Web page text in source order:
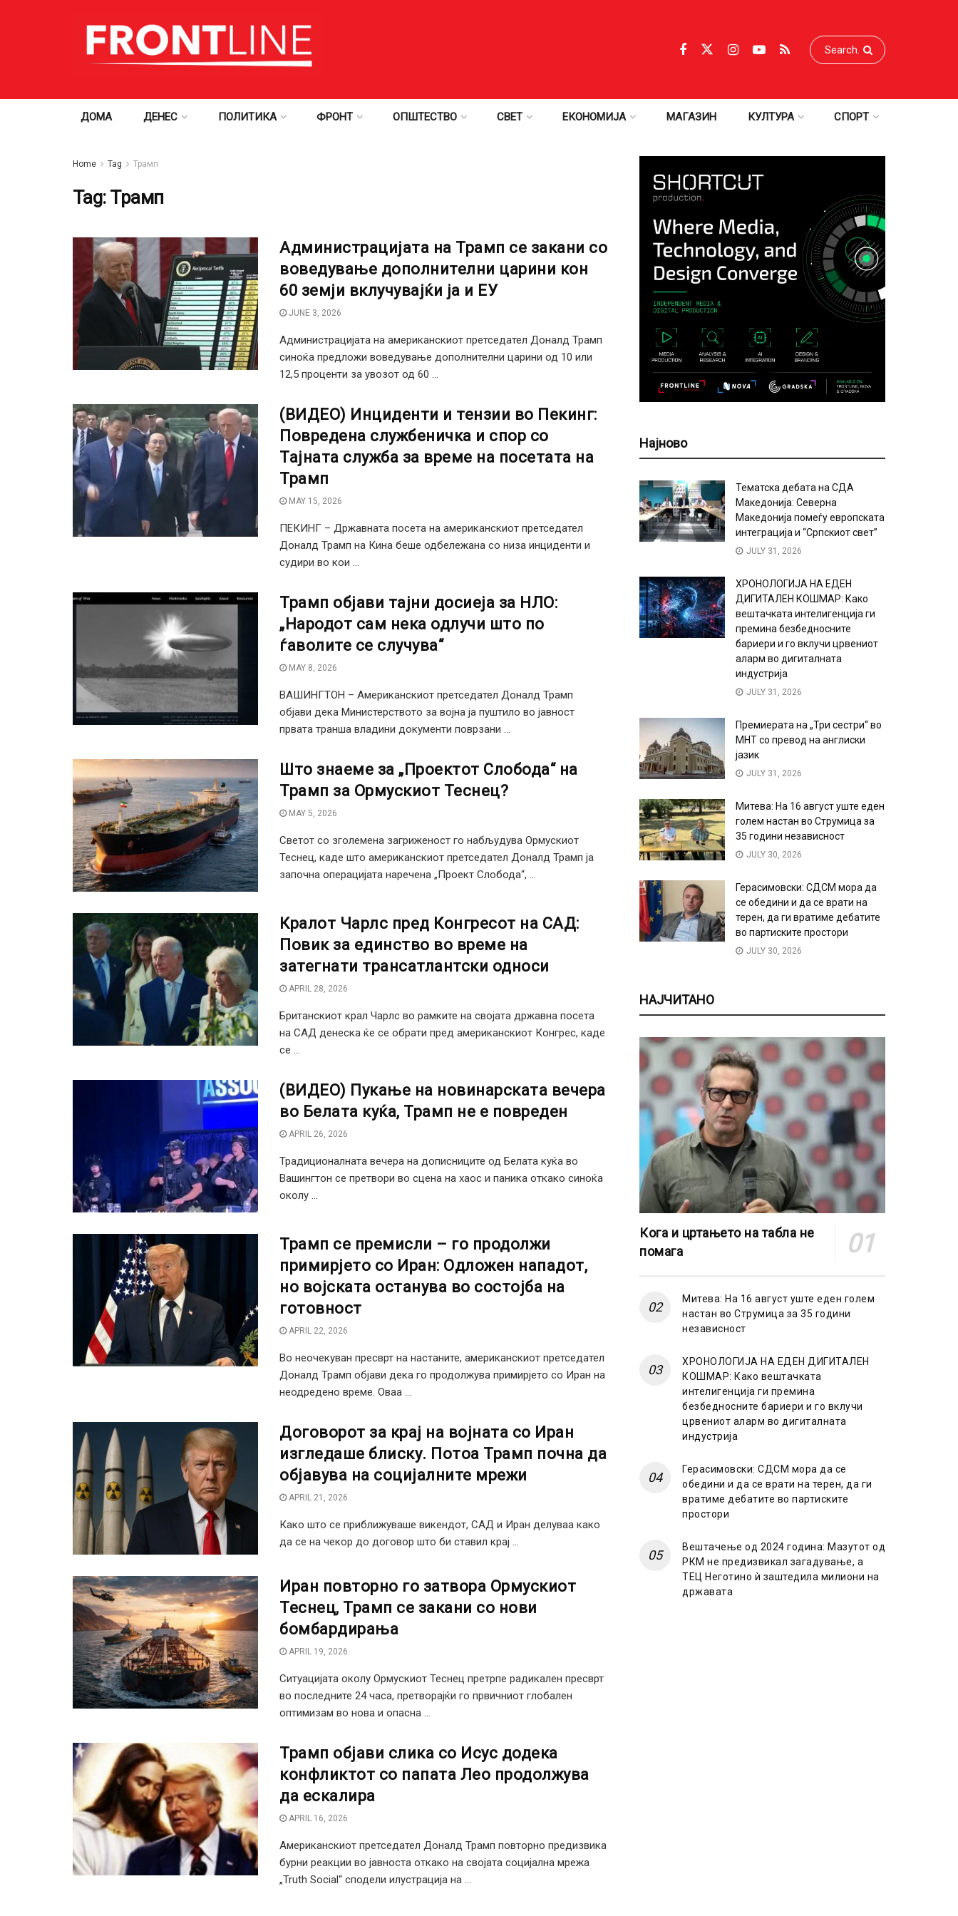
ДОМА ДЕНЕС ПОЛИТИКА ФРОНТ ОПШТЕСТВО СВЕТ ЕКОНОМИЈА МАГАЗИН КУЛТУРА СПОРТ
Home Tag Трамп
Tag: Трамп
Администрацијата на Трамп се закани со
воведување дополнителни царини кон
60 земји вклучувајќи ја и ЕУ
JUNE 3, 2026
Администрацијата на американскиот претседател Доналд Трамп
синоќа предложи воведување дополнителни царини од 10 или
12,5 проценти за увозот од 60 ...
(ВИДЕО) Инциденти и тензии во Пекинг:
Повредена службеничка и спор со
Тајната служба за време на посетата на
Трамп
MAY 15, 2026
ПЕКИНГ – Државната посета на американскиот претседател
Доналд Трамп на Кина беше одбележана со низа инциденти и
судири во кои ...
Трамп објави тајни досиеја за НЛО:
„Народот сам нека одлучи што по
ѓаволите се случува“
MAY 8, 2026
ВАШИНГТОН – Американскиот претседател Доналд Трамп
објави дека Министерството за војна ја пуштило во јавност
првата транша владини документи поврзани ...
Што знаеме за „Проектот Слобода“ на
Трамп за Ормускиот Теснец?
MAY 5, 2026
Светот со зголемена загриженост го набљудува Ормускиот
Теснец, каде што американскиот претседател Доналд Трамп ја
започна операцијата наречена „Проект Слобода“, ...
Кралот Чарлс пред Конгресот на САД:
Повик за единство во време на
затегнати трансатлантски односи
APRIL 28, 2026
Британскиот крал Чарлс во рамките на својата државна посета
на САД денеска ќе се обрати пред американскиот Конгрес, каде
се ...
(ВИДЕО) Пукање на новинарската вечера
во Белата куќа, Трамп не e повреден
APRIL 26, 2026
Традиционалната вечера на дописниците од Белата куќа во
Вашингтон се претвори во сцена на хаос и паника откако синоќа
околу ...
Трамп се премисли – го продолжи
примирјето со Иран: Одложен нападот,
но војската останува во состојба на
готовност
APRIL 22, 2026
Во неочекуван пресврт на настаните, американскиот претседател
Доналд Трамп објави дека го продолжува примирјето со Иран на
неодредено време. Оваа ...
Договорот за крај на војната со Иран
изгледаше блиску. Потоа Трамп почна да
објавува на социјалните мрежи
APRIL 21, 2026
Како што се приближуваше викендот, САД и Иран делуваа како
да се на чекор до договор што би ставил крај ...
Иран повторно го затворa Ормускиот
Теснец, Трамп се закани со нови
бомбардирања
APRIL 19, 2026
Ситуацијата околу Ормускиот Теснец претрпе радикален пресврт
во последните 24 часа, претворајќи го првичниот глобален
оптимизам во нова и опасна ...
Трамп објави слика со Исус додека
конфликтот со папата Лео продолжува
да ескалира
APRIL 16, 2026
Американскиот претседател Доналд Трамп повторно предизвика
бурни реакции во јавноста откако на својата социјална мрежа
„Truth Social“ сподели илустрација на ...
Најново
Тематска дебата на СДА
Македонија: Северна
Македонија помеѓу европската
интеграција и “Српскиот свет”
JULY 31, 2026
ХРОНОЛОГИЈА НА ЕДЕН
ДИГИТАЛЕН КОШМАР: Како
вештачката интелигенција ги
премина безбедносните
бариери и го вклучи црвениот
аларм во дигиталната
индустрија
JULY 31, 2026
Премиерата на „Три сестри“ во
МНТ со превод на англиски
јазик
JULY 31, 2026
Митева: На 16 август уште еден
голем настан во Струмица за
35 години независност
JULY 30, 2026
Герасимовски: СДСМ мора да
се обедини и да се врати на
терен, да ги вратиме дебатите
во партиските простори
JULY 30, 2026
НАЈЧИТАНО
Кога и цртањето на табла не
помага
Митева: На 16 август уште еден голем
настан во Струмица за 35 години
независност
ХРОНОЛОГИЈА НА ЕДЕН ДИГИТАЛЕН
КОШМАР: Како вештачката
интелигенција ги премина
безбедносните бариери и го вклучи
црвениот аларм во дигиталната
индустрија
Герасимовски: СДСМ мора да се
обедини и да се врати на терен, да ги
вратиме дебатите во партиските
простори
Вештачење од 2024 година: Мазутот од
РКМ не предизвикал загадување, а
ТЕЦ Неготино ѝ заштедила милиони на
државата